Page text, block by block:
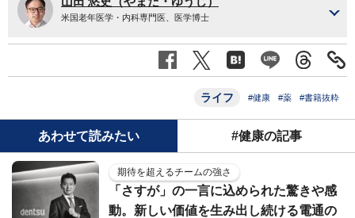
米国老年医学・内科専門医、医学博士
ライフ #健康 #薬 #書籍抜粋
あわせて読みたい #健康の記事
期待を超えるチームの強さ
「さすが」の一言に込められた驚きや感
動。新しい価値を生み出し続ける電通の